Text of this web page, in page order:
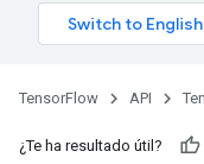
TensorFlow API
¿Te ha resultado útil?